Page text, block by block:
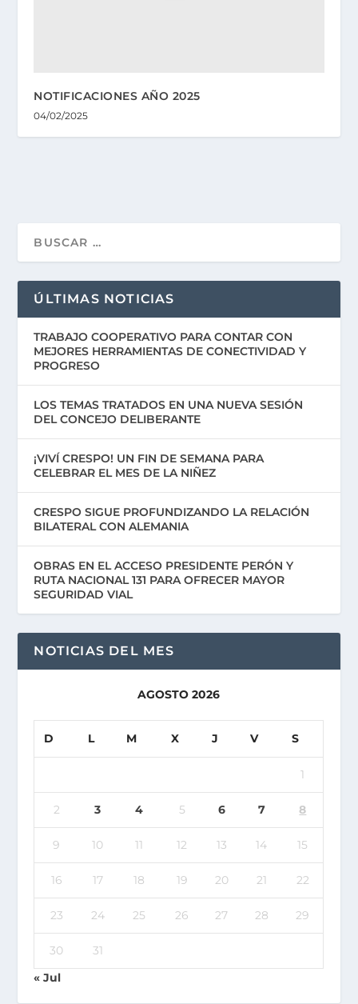
NOTIFICACIONES AÑO 2025
04/02/2025
ÚLTIMAS NOTICIAS
TRABAJO COOPERATIVO PARA CONTAR CON
MEJORES HERRAMIENTAS DE CONECTIVIDAD Y
PROGRESO
LOS TEMAS TRATADOS EN UNA NUEVA SESIÓN
DEL CONCEJO DELIBERANTE
¡VIVÍ CRESPO! UN FIN DE SEMANA PARA
CELEBRAR EL MES DE LA NIÑEZ
CRESPO SIGUE PROFUNDIZANDO LA RELACIÓN
BILATERAL CON ALEMANIA
OBRAS EN EL ACCESO PRESIDENTE PERÓN Y
RUTA NACIONAL 131 PARA OFRECER MAYOR
SEGURIDAD VIAL
NOTICIAS DEL MES
AGOSTO 2026
D L M X J V S
1
2 3 4 5 6 7 8
9 10 11 12 13 14 15
16 17 18 19 20 21 22
23 24 25 26 27 28 29
30
31
« Jul